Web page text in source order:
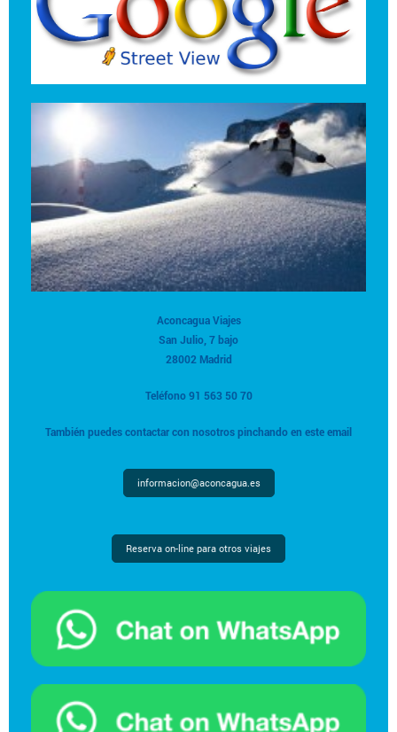
Aconcagua Viajes
San Julio, 7 bajo
28002 Madrid
Teléfono 91 563 50 70
También puedes contactar con nosotros pinchando en este email
informacion@aconcagua.es
Reserva on-line para otros viajes